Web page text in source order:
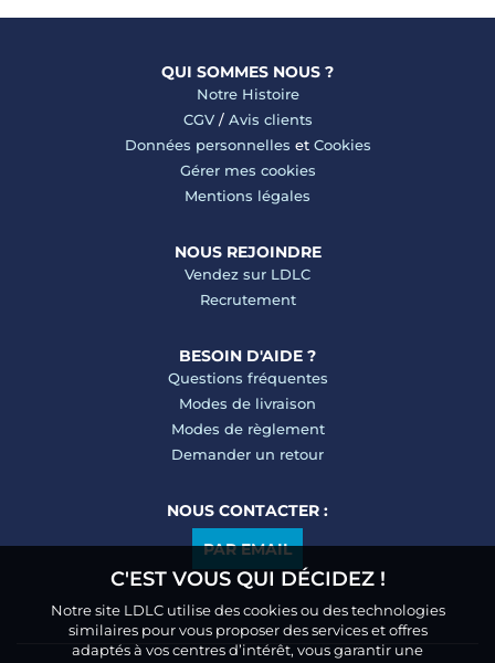
QUI SOMMES NOUS ?
Notre Histoire
CGV/ Avis clients
Données personnelles et Cookies
Gérer mes cookies
Mentions légales
NOUS REJOINDRE
Vendez sur LDLC
Recrutement
BESOIN D'AIDE ?
Questions fréquentes
Modes de livraison
Modes de règlement
Demander un retour
NOUS CONTACTER :
PAR EMAIL
C'EST VOUS QUI DÉCIDEZ !
Notre site LDLC utilise des cookies ou des technologies
similaires pour vous proposer des services et offres
adaptés à vos centres d’intérêt, vous garantir une